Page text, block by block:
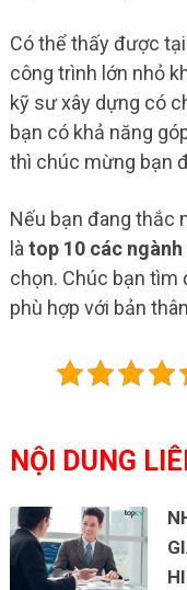
Có thể thấy được
công trình lớn nhỏ
kỹ sư xây dựng có
bạn có khả năng
thì chúc mừng bạn
Nếu bạn đang thắc
làtop 10 các ngành
chọn. Chúc bạn tìm
phù hợp với bản
NỘI DUNG